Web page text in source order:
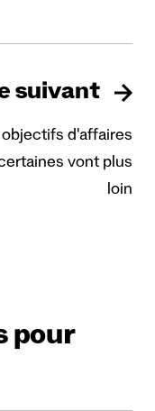
suivant
objectifs d'affaires
vont plus
loin
pour